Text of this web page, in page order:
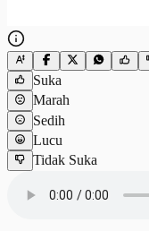
Suka
Marah
Sedih
Lucu
Tidak Suka